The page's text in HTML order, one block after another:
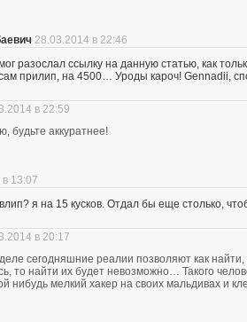
28.03.2014 в 22:46
разослал ссылку на данную статью, как
прилип, на 4500… Уроды кароч! Gennadii,
в 22:59
будьте аккуратнее!
13:07
я на 15 кусков. Отдал бы еще столько,
в 20:17
сегодняшние реалии позволяют как
то найти их будет невозможно… Такого
нибудь мелкий хакер на своих мальдивах и